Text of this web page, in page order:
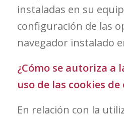
instaladas en su
configuración de las
navegador instalado
¿Cómo se autoriza a
uso de las cookies
En relación con la